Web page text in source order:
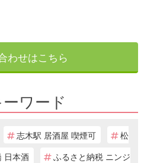
わせはこちら
ワード
志木駅 居酒屋 喫煙可
松
日本酒
ふるさと納税 ニンジ